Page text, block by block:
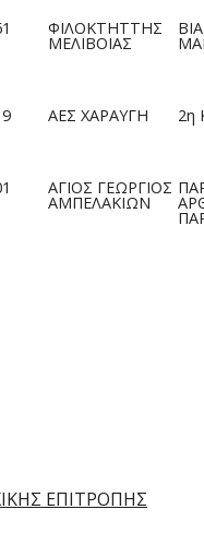
ΦΙΛΟΚΤΗΤΤΗΣ
ΜΕΛΙΒΟΙΑΣ
ΑΕΣ ΧΑΡΑΥΓΗ 2η
ΑΓΙΟΣ ΓΕΩΡΓΙΟΣ
ΑΜΠΕΛΑΚΙΩΝ
ΕΠΙΤΡΟΠΗΣ